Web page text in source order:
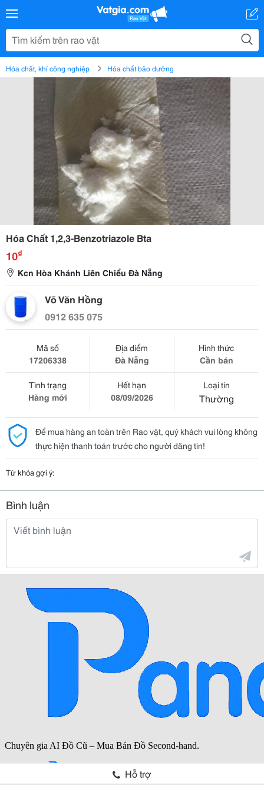
Hóa chất, khí công nghiệp Hóa chất bảo dưỡng
Hóa Chất 1,2,3-Benzotriazole Bta
10₫
Kcn Hòa Khánh Liên Chiểu Đà Nẵng
Võ Văn Hồng
0912 635 075
Mã số
17206338
Địa điểm
Đà Nẵng
Hình thức
Cần bán
Tình trạng
Hàng mới
Hết hạn
08/09/2026
Loại tin
Thường
Để mua hàng an toàn trên Rao vặt, quý khách vui lòng không
thực hiện thanh toán trước cho người đăng tin!
Từ khóa gợi ý:
Bình luận
Hỗ trợ